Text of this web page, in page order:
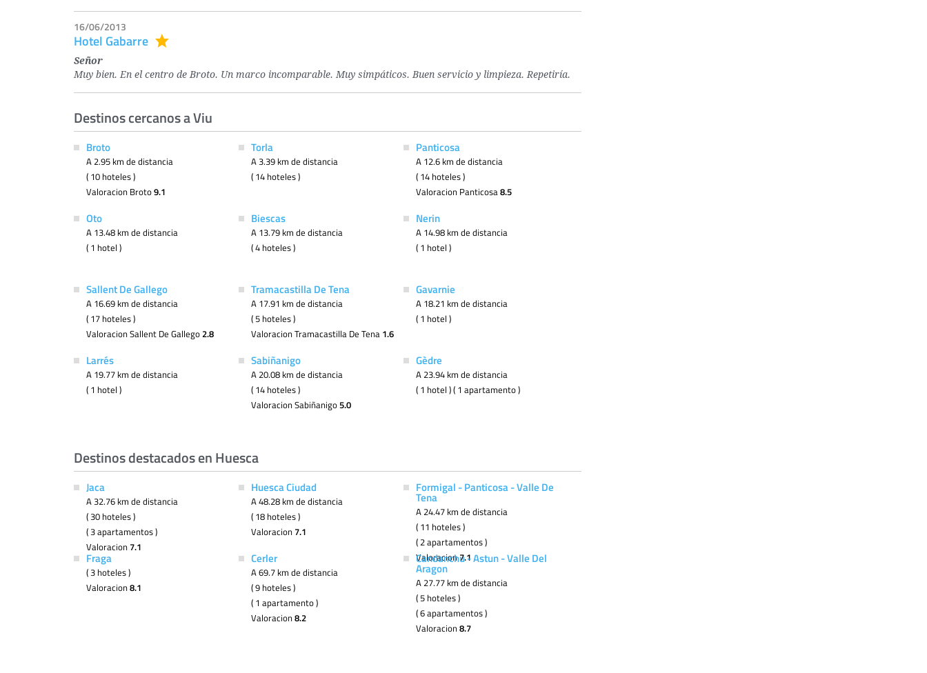
16/06/2013
Hotel Gabarre
Señor
Muy bien. En el centro de Broto. Un marco incomparable. Muy simpáticos. Buen servicio y limpieza. Repetiría.
Destinos cercanos a Viu
Broto
A 2.95 km de distancia
( 10 hoteles )
Valoracion Broto9.1
Torla
A 3.39 km de distancia
( 14 hoteles )
Panticosa
A 12.6 km de distancia
( 14 hoteles )
Valoracion Panticosa8.5
Oto
A 13.48 km de distancia
( 1 hotel )
Biescas
A 13.79 km de distancia
( 4 hoteles )
Nerin
A 14.98 km de distancia
( 1 hotel )
Sallent De Gallego
A 16.69 km de distancia
( 17 hoteles )
Valoracion Sallent De Gallego2.8
Tramacastilla De Tena
A 17.91 km de distancia
( 5 hoteles )
Valoracion Tramacastilla De Tena 1.6
Gavarnie
A 18.21 km de distancia
( 1 hotel )
Larrés
A 19.77 km de distancia
( 1 hotel )
Sabiñanigo
A 20.08 km de distancia
( 14 hoteles )
Valoracion Sabiñanigo5.0
Gèdre
A 23.94 km de distancia
( 1 hotel ) ( 1 apartamento )
Destinos destacados en Huesca
Jaca
A 32.76 km de distancia
( 30 hoteles )
( 3 apartamentos )
Valoracion 7.1
Huesca Ciudad
A 48.28 km de distancia
( 18 hoteles )
Valoracion 7.1
Formigal - Panticosa - Valle De
Tena
A 24.47 km de distancia
( 11 hoteles )
( 2 apartamentos )
Valoracion7.1
Fraga
( 3 hoteles )
Valoracion8.1
Cerler
A 69.7 km de distancia
( 9 hoteles )
( 1 apartamento )
Valoracion8.2
Candanchu - Astun - Valle Del
Aragon
A 27.77 km de distancia
( 5 hoteles )
( 6 apartamentos )
Valoracion8.7